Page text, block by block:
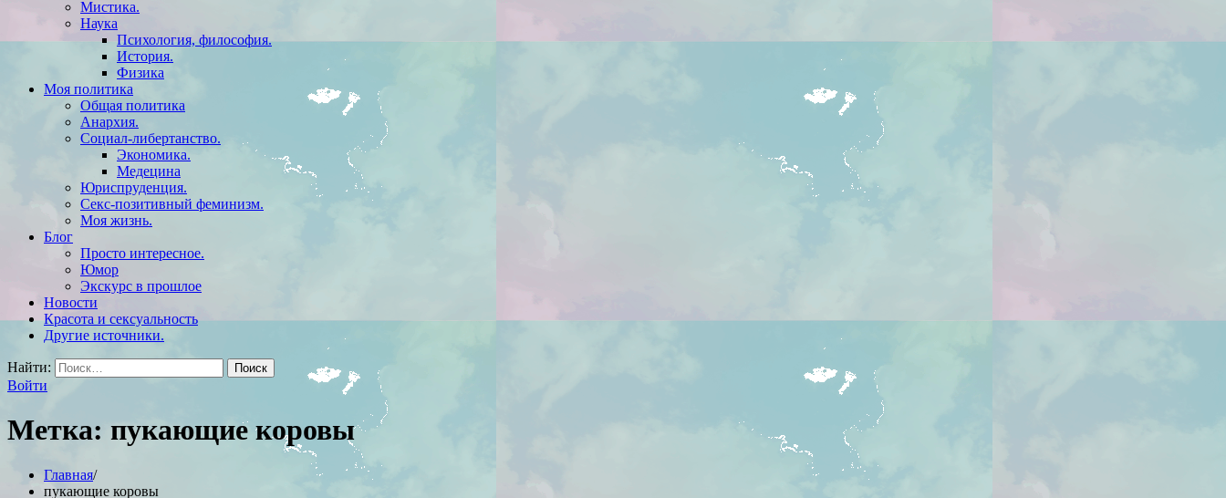
Мистика.
Наука
Психология, философия.
История.
Физика
Моя политика
Общая политика
Анархия.
Социал-либертанство.
Экономика.
Медецина
Юриспруденция.
Секс-позитивный феминизм.
Моя жизнь.
Блог
Просто интересное.
Юмор
Экскурс в прошлое
Новости
Красота и сексуальность
Другие источники.
Найти:
Войти
Метка: пукающие коровы
Главная
пукающие коровы